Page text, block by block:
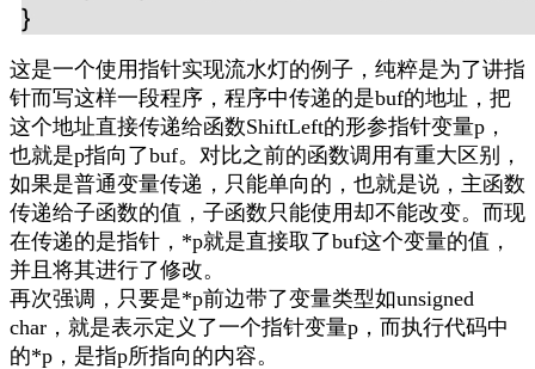
这是一个使用指针实现流水灯的例子，纯粹是为了讲指
针而写这样一段程序，程序中传递的是buf的地址，把
这个地址直接传递给函数ShiftLeft的形参指针变量p ，
也就是p指向了buf。对比之前的函数调用有重大区别，
如果是普通变量传递，只能单向的，也就是说，主函数
传递给子函数的值，子函数只能使用却不能改变。而现
在传递的是指针， *p就是直接取了buf这个变量的值，
并且将其进行了修改。
再次强调 ，只要是*p前边带了变量类型如unsigned
char ，就是表示定义了一个指针变量p ，而执行代码中
的*p ，是指p所指向的内容。